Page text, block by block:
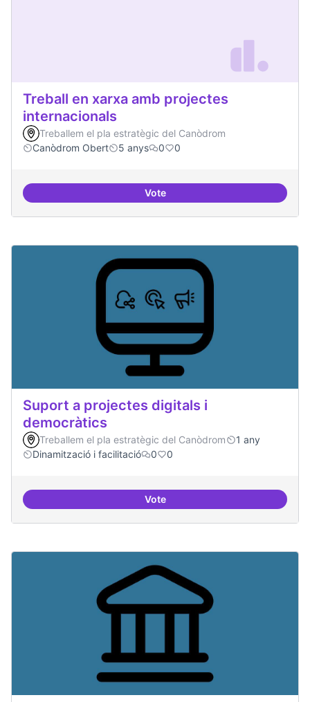
Treball en xarxa amb projectes
internacionals
Treballem el pla estratègic del Canòdrom
Canòdrom Obert
5 anys 0 0
VoteTreball en xarxa amb projectes
Suport a projectes digitals i
democràtics
Treballem el pla estratègic del Canòdrom
1 any
Dinamització i facilitació
0 0
VoteSuport a projectes digitals i